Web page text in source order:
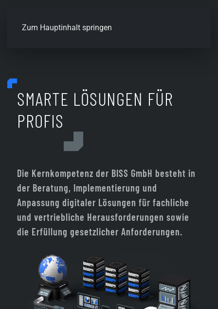
Zum Hauptinhalt springen
SMARTE LÖSUNGEN FÜR
PROFIS
Die Kernkompetenz der BISS GmbH besteht in
der Beratung, Implementierung und
Anpassung digitaler Lösungen für fachliche
und vertriebliche Herausforderungen sowie
die Erfüllung gesetzlicher Anforderungen.